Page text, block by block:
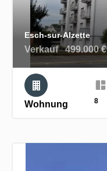
Esch-sur-Alzette
Verkauf 499.000 €
Wohnung 8